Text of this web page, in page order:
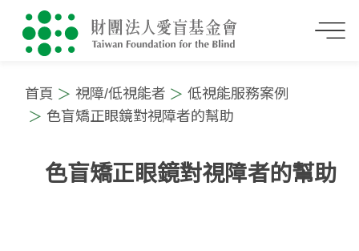
首頁 視障/低視能者
低視能服務案例
色盲矯正眼鏡對視障者的幫助
色盲矯正眼鏡對視障者的幫助